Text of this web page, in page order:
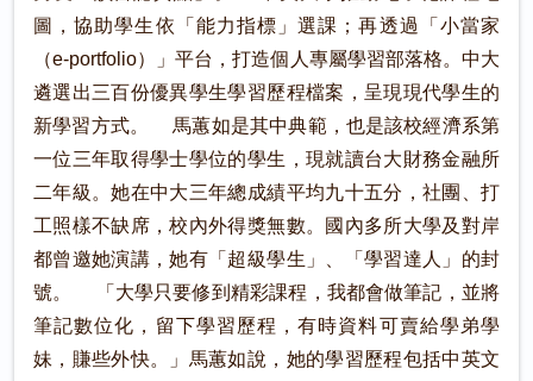
圖，協助學生依「能力指標」選課；再透過「小當家
（e-portfolio）」平台，打造個人專屬學習部落格。中大
遴選出三百份優異學生學習歷程檔案，呈現現代學生的
新學習方式。 馬蕙如是其中典範，也是該校經濟系第
一位三年取得學士學位的學生，現就讀台大財務金融所
二年級。她在中大三年總成績平均九十五分，社團、打
工照樣不缺席，校內外得獎無數。國內多所大學及對岸
都曾邀她演講，她有「超級學生」、「學習達人」的封
號。 「大學只要修到精彩課程，我都會做筆記，並將
筆記數位化，留下學習歷程，有時資料可賣給學弟學
妹，賺些外快。」馬蕙如說，她的學習歷程包括中英文